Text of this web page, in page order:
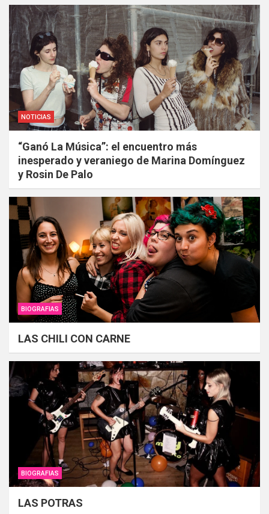
NOTICIAS
“Ganó La Música”: el encuentro más
inesperado y veraniego de Marina Domínguez
y Rosin De Palo
BIOGRAFIAS
LAS CHILI CON CARNE
BIOGRAFIAS
LAS POTRAS